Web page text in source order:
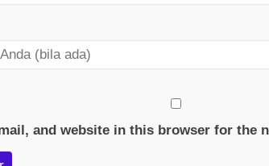
and website in this browser for the